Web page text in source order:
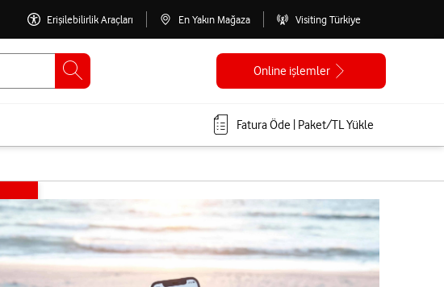
Erişilebilirlik Araçları En Yakın Mağaza Visiting Türkiye
Online işlemler
Fatura Öde | Paket/TL Yükle